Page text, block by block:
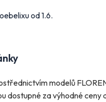
od 1.6.
modelů
dostupné za výhodné